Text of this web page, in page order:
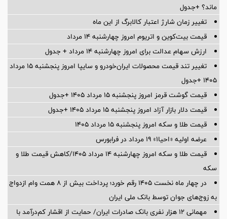
ماند؟ +جدول
تغییر زمان شارژ اعتبار کالابرگ از این ماه
قیمت بیت‌کوین و اتریوم امروز چهارشنبه ۱۴ مرداد
ارزش سهام عدالت برای امروز چهارشنبه ۱۴ مرداد + جدول
تغییر تند قیمت محصولات ایران‌خودرو و سایپا امروز پنجشنبه ۱۵ مرداد
۱۴۰۵ +جدول
قیمت گوشت قرمز امروز پنجشنبه ۱۵ مرداد ۱۴۰۵ +جدول
قیمت دلار بازار آزاد امروز پنجشنبه ۱۵ مرداد ۱۴۰۵ +جدول
قیمت طلا و سکه امروز پنجشنبه ۱۵ مرداد ۱۴۰۵
عرضه اولیه «احیا۱» ۱۹ مرداد در فرابورس
قیمت طلا و سکه امروز چهارشنبه ۱۴ مرداد ۱۴۰۵/کاهش قیمت طلا و
سکه
در چهار ماه نخست ۱۴۰۵ رقم خورد؛ پرداخت بیش از ۸ همت وام ازدواج
به زوج‌های جوان توسط بانک ملی ایران
مهمانی ۱۲ هزار نفری بانک صادرات ایران/ حمایت از اقشار کم‌درآمد با